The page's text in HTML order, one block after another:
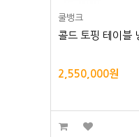
쿨뱅크
콜드 토핑 테이블
2,550,000원